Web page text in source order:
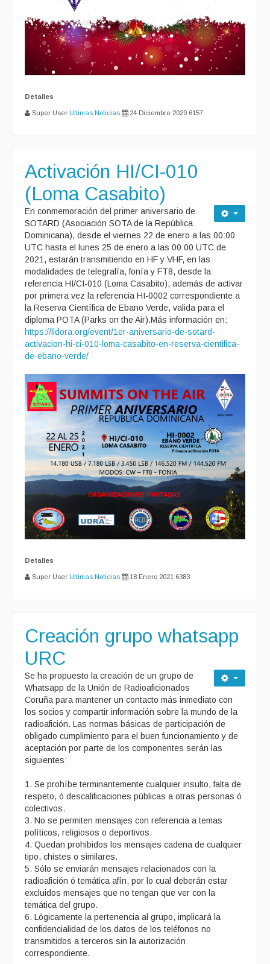
Detalles
Super User Ultimas Noticias 24 Diciembre 2020 6157
Activación HI/CI-010
(Loma Casabito)
En conmemoración del primer aniversario de
SOTARD (Asociación SOTA de la República
Dominicana), desde el viernes 22 de enero a las 00:00
UTC hasta el lunes 25 de enero a las 00:00 UTC de
2021, estarán transmitiendo en HF y VHF, en las
modalidades de telegrafía, fonía y FT8, desde la
referencia HI/CI-010 (Loma Casabito), además de activar
por primera vez la referencia HI-0002 correspondiente a
la Reserva Científica de Ebano Verde, valida para el
diploma POTA (Parks on the Air).Más información en:
https://lidora.org/event/1er-aniversario-de-sotard-
activacion-hi-ci-010-loma-casabito-en-reserva-cientifica-
de-ebano-verde/
Detalles
Super User Ultimas Noticias 18 Enero 2021 6383
Creación grupo whatsapp
URC
Se ha propuesto la creación de un grupo de
Whatsapp de la Unión de Radioaficionados
Coruña para mantener un contacto más inmediato con
los socios y compartir información sobre la mundo de la
radioafición. Las normas básicas de participación de
obligado cumplimiento para el buen funcionamiento y de
aceptación por parte de los componentes serán las
siguientes:
1. Se prohíbe terminantemente cualquier insulto, falta de
respeto, ó descalificaciones públicas a otras personas ó
colectivos.
3. No se permiten mensajes con referencia a temas
políticos, religiosos o deportivos.
4. Quedan prohibidos los mensajes cadena de cualquier
tipo, chistes o similares.
5. Sólo se enviarán mensajes relacionados con la
radioafición ó temática afín, por lo cual deberán estar
excluidos mensajes que no tengan que ver con la
temática del grupo.
6. Lógicamente la pertenencia al grupo, implicará la
confidencialidad de los datos de los teléfonos no
transmitidos a terceros sin la autorización
correspondiente.